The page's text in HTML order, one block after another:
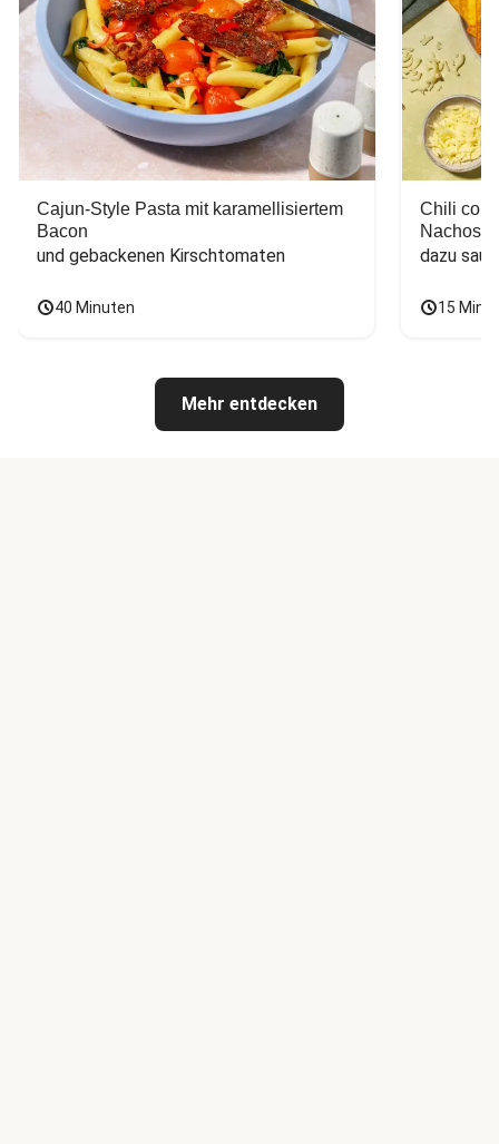
Cajun-Style Pasta mit karamellisiertem
Bacon
und gebackenen Kirschtomaten
40 Minuten
Chili con
Nachos
dazu
15
Mehr entdecken